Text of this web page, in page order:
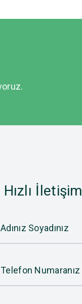
Hızlı İletişim
Adınız Soyadınız
Telefon Numaranız